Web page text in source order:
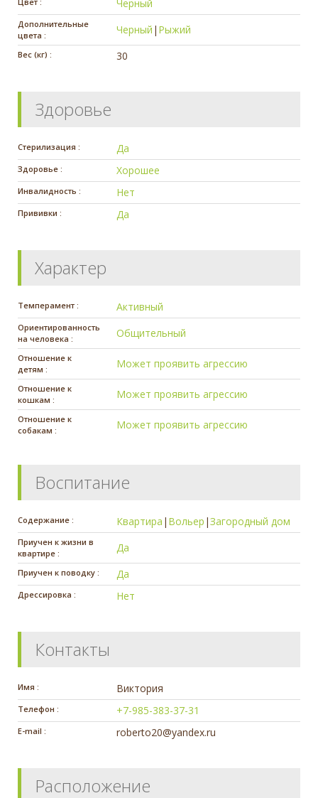
Черный
Дополнительные
цвета :
Черный | Рыжий
Вес (кг) : 30
Здоровье
Стерилизация : Да
Здоровье : Хорошее
Инвалидность : Нет
Прививки : Да
Характер
Темперамент : Активный
Ориентированность
на человека :
Общительный
Отношение к
детям :
Может проявить агрессию
Отношение к
кошкам :
Может проявить агрессию
Отношение к
собакам :
Может проявить агрессию
Воспитание
Содержание : Квартира | Вольер |Загородный дом
Приучен к жизни в
квартире :
Да
Приучен к поводку : Да
Дрессировка : Нет
Контакты
Имя : Виктория
Телефон : +7-985-383-37-31
E-mail : roberto20@yandex.ru
Расположение